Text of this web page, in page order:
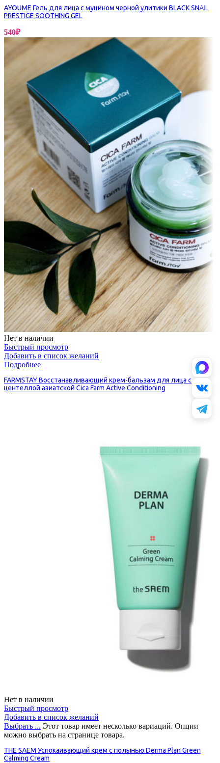
AYOUME Гель для лица с муцином черной улитики BLACK SNAIL
PRESTIGE SOOTHING GEL
540₽
Нет в наличии
Быстрый просмотр
Добавить в список желаний
Подробнее
FARMSTAY Восстанавливающий крем-бальзам для лица с
центеллой азиатской Cica Farm Active Conditioning
Нет в наличии
Быстрый просмотр
Добавить в список желаний
Выбрать ... Этот товар имеет несколько вариаций. Опции
можно выбрать на странице товара.
THE SAEM Успокаивающий крем с полынью Derma Plan Green
Calming Cream